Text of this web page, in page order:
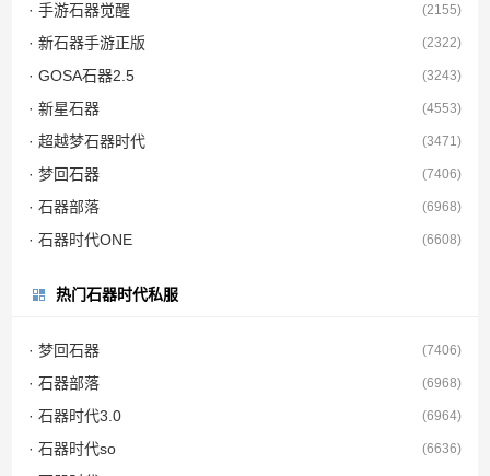
· 手游石器觉醒 (2155)
· 新石器手游正版 (2322)
· GOSA石器2.5 (3243)
· 新星石器 (4553)
· 超越梦石器时代 (3471)
· 梦回石器 (7406)
· 石器部落 (6968)
· 石器时代ONE (6608)
热门石器时代私服
· 梦回石器 (7406)
· 石器部落 (6968)
· 石器时代3.0 (6964)
· 石器时代so (6636)